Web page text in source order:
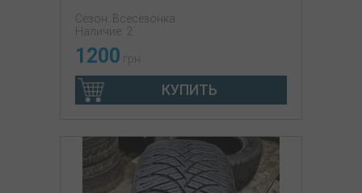
Сезон: Всесезонка
Наличие: 2
1200 грн
КУПИТЬ